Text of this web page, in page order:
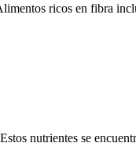
ricos en fibra
nutrientes se